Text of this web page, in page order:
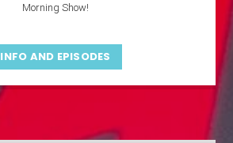
Morning Show!
INFO AND EPISODES